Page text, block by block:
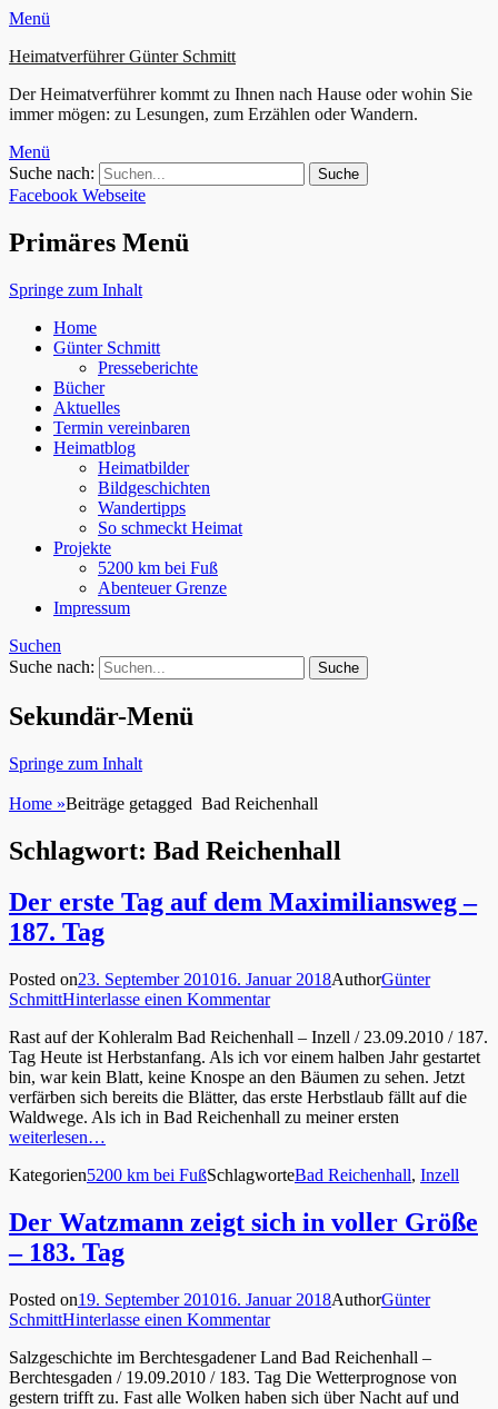
Menü
Heimatverführer Günter Schmitt
Der Heimatverführer kommt zu Ihnen nach Hause oder wohin Sie
immer mögen: zu Lesungen, zum Erzählen oder Wandern.
Menü
Suche nach:
Facebook Webseite
Primäres Menü
Springe zum Inhalt
Home
Günter Schmitt
Presseberichte
Bücher
Aktuelles
Termin vereinbaren
Heimatblog
Heimatbilder
Bildgeschichten
Wandertipps
So schmeckt Heimat
Projekte
5200 km bei Fuß
Abenteuer Grenze
Impressum
Suchen
Suche nach:
Sekundär-Menü
Springe zum Inhalt
Home »Beiträge getagged Bad Reichenhall
Schlagwort: Bad Reichenhall
Der erste Tag auf dem Maximiliansweg –
187. Tag
Posted on23. September 201016. Januar 2018AuthorGünter
SchmittHinterlasse einen Kommentar
Rast auf der Kohleralm Bad Reichenhall – Inzell / 23.09.2010 / 187.
Tag Heute ist Herbstanfang. Als ich vor einem halben Jahr gestartet
bin, war kein Blatt, keine Knospe an den Bäumen zu sehen. Jetzt
verfärben sich bereits die Blätter, das erste Herbstlaub fällt auf die
Waldwege. Als ich in Bad Reichenhall zu meiner ersten
weiterlesen…
Kategorien5200 km bei FußSchlagworteBad Reichenhall, Inzell
Der Watzmann zeigt sich in voller Größe
– 183. Tag
Posted on19. September 201016. Januar 2018AuthorGünter
SchmittHinterlasse einen Kommentar
Salzgeschichte im Berchtesgadener Land Bad Reichenhall –
Berchtesgaden / 19.09.2010 / 183. Tag Die Wetterprognose von
gestern trifft zu. Fast alle Wolken haben sich über Nacht auf und